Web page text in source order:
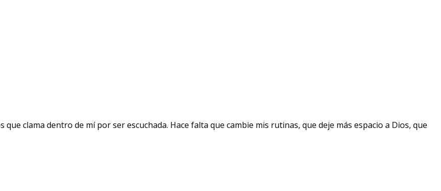
clama dentro de mí por ser escuchada. Hace falta que cambie mis rutinas, que deje más espacio a Dios, que